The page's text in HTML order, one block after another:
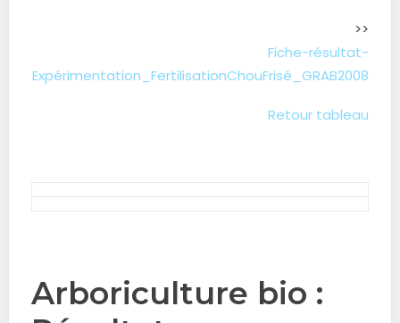
>>
Fiche-résultat-
Expérimentation_FertilisationChouFrisé_GRAB2008
Retour tableau
Arboriculture bio :